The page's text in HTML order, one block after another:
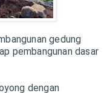
gedung
pembangunan dasar
dengan